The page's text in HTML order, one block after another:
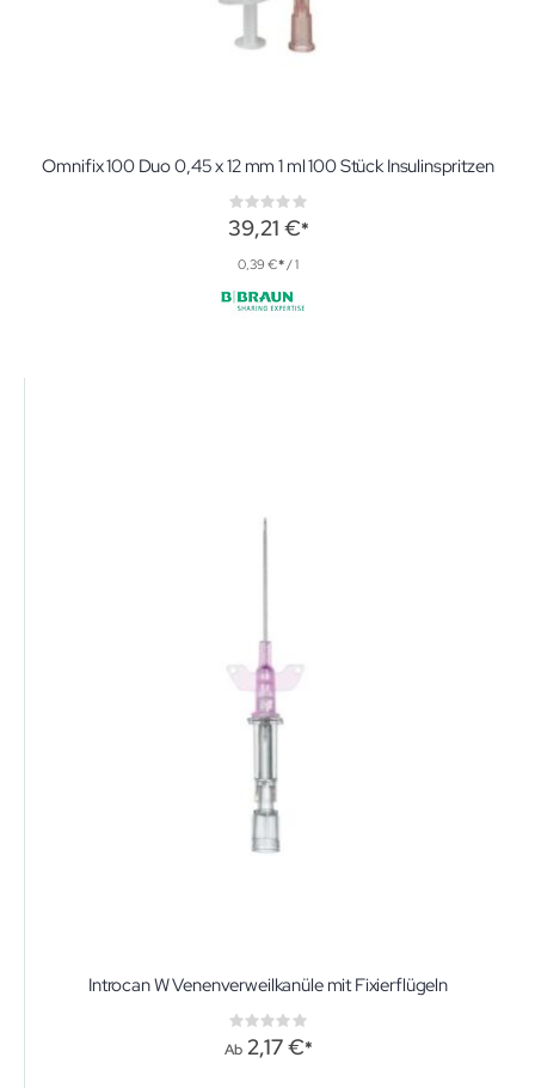
Omnifix 100 Duo 0,45 x 12 mm 1 ml 100 Stück Insulinspritzen
Rating:
0%
39,21 €
0,39 € / 1
Introcan W Venenverweilkanüle mit Fixierflügeln
Rating:
0%
Ab 2,17 €